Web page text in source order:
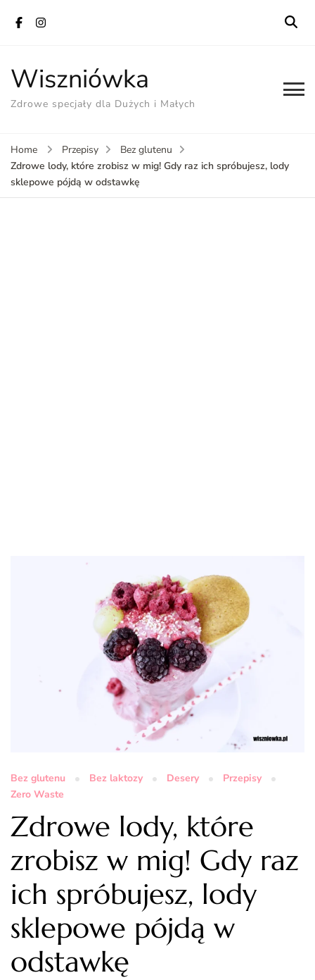
Wiszniówka
Zdrowe specjały dla Dużych i Małych
Home Przepisy
Bez glutenu
Zdrowe lody, które zrobisz w mig! Gdy raz ich spróbujesz, lody
sklepowe pójdą w odstawkę
Bez glutenu Bez laktozy Desery
Przepisy
Zero Waste
Zdrowe lody, które
zrobisz w mig! Gdy raz
ich spróbujesz, lody
sklepowe pójdą w
odstawkę